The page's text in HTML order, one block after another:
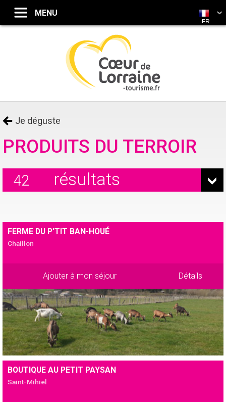
Je déguste
PRODUITS DU TERROIR
résultats
42
FERME DU P'TIT BAN-HOUÉ
Chaillon
Ajouter à mon séjour Détails
BOUTIQUE AU PETIT PAYSAN
Saint-Mihiel
FR